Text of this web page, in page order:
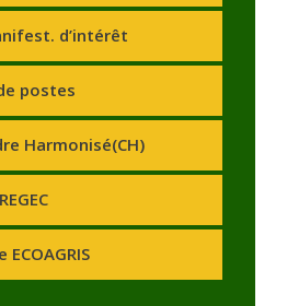
d’intérêt
postes
Harmonisé(CH)